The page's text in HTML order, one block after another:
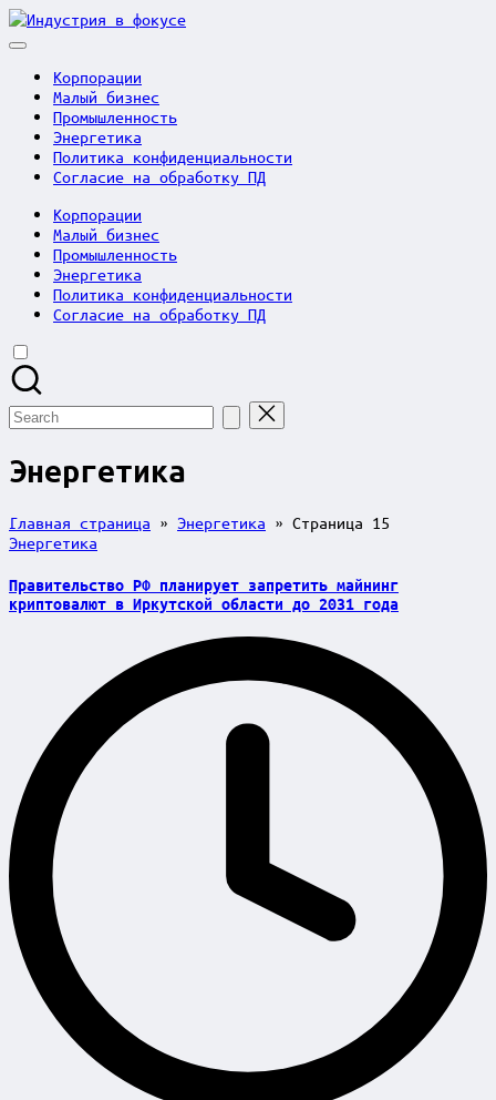
Skip
to
Индустрия
Корпорации
Малый бизнес
Промышленность
Энергетика
Политика конфиденциальности
Согласие на обработку ПД
Корпорации
Малый бизнес
Промышленность
Энергетика
Политика конфиденциальности
Согласие на обработку ПД
Search
for:
Энергетика
Главная страница » Энергетика » Страница 15
Posted
Энергетика
Правительство РФ планирует запретить майнинг
криптовалют в Иркутской области до 2031 года